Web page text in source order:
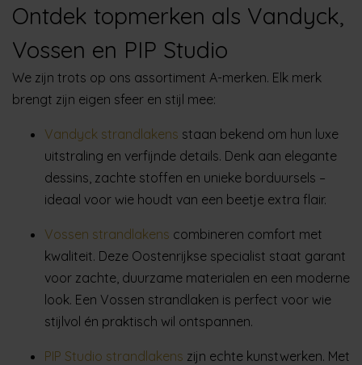
Ontdek topmerken als Vandyck,
Vossen en PIP Studio
We zijn trots op ons assortiment A-merken. Elk merk
brengt zijn eigen sfeer en stijl mee:
Vandyck strandlakens staan bekend om hun luxe
uitstraling en verfijnde details. Denk aan elegante
dessins, zachte stoffen en unieke borduursels –
ideaal voor wie houdt van een beetje extra flair.
Vossen strandlakens combineren comfort met
kwaliteit. Deze Oostenrijkse specialist staat garant
voor zachte, duurzame materialen en een moderne
look. Een Vossen strandlaken is perfect voor wie
stijlvol én praktisch wil ontspannen.
PIP Studio strandlakens zijn echte kunstwerken. Met